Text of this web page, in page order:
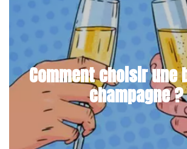
Comment choisir une
champagne ?